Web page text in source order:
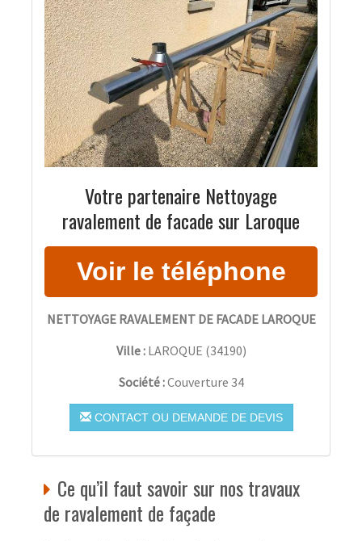
Votre partenaire Nettoyage
ravalement de facade sur Laroque
NETTOYAGE RAVALEMENT DE FACADE LAROQUE
Ville : LAROQUE (34190)
Société :Couverture 34
CONTACT OU DEMANDE DE DEVIS
Ce qu’il faut savoir sur nos travaux
de ravalement de façade